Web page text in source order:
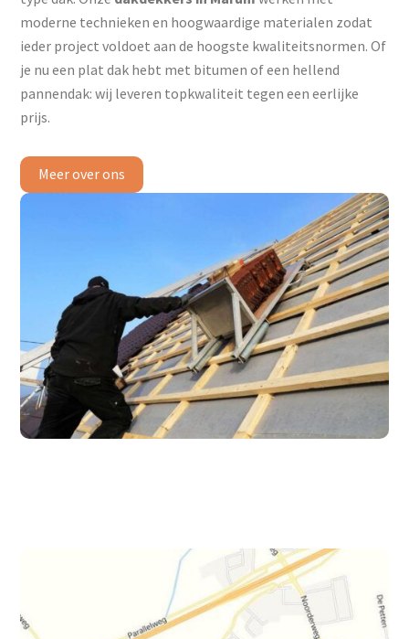
moderne technieken en hoogwaardige materialen zodat
ieder project voldoet aan de hoogste kwaliteitsnormen. Of
je nu een plat dak hebt met bitumen of een hellend
pannendak: wij leveren topkwaliteit tegen een eerlijke
prijs.
Meer over ons